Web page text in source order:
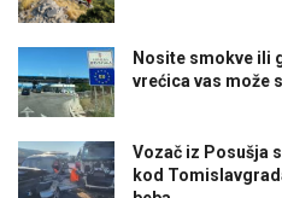
Nosite smokve ili
vrećica vas može
Vozač iz Posušja
kod